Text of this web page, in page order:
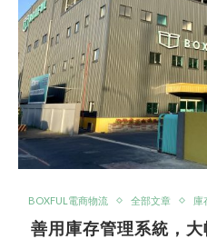
BOXFUL電商物流 全部文章 庫
善用庫存管理系統，大